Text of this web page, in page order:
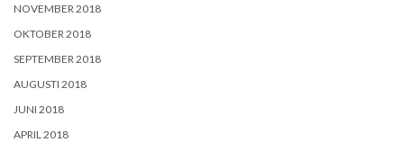
NOVEMBER 2018
OKTOBER 2018
SEPTEMBER 2018
AUGUSTI 2018
JUNI 2018
APRIL 2018